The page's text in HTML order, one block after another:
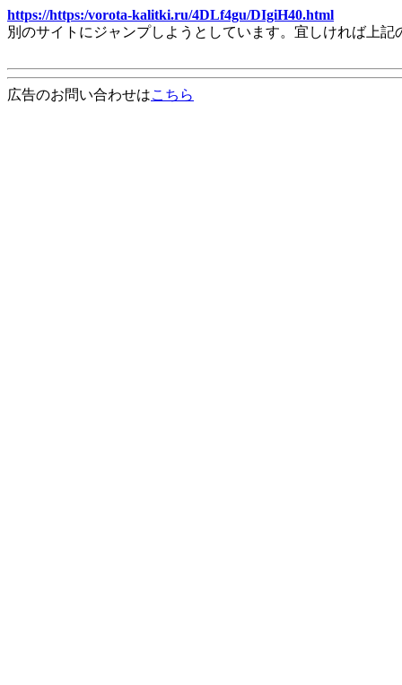
https://https:/vorota-kalitki.ru/4DLf4gu/DIgiH40.html
別のサイトにジャンプしようとしています。宜しければ上
広告のお問い合わせはこちら